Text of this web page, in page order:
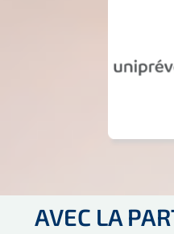
AVEC LA